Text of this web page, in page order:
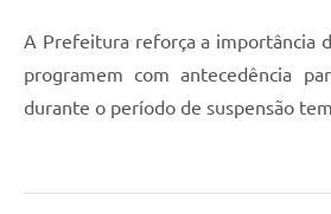
A Prefeitura reforça a importância
programem com antecedência
durante o período de suspensão